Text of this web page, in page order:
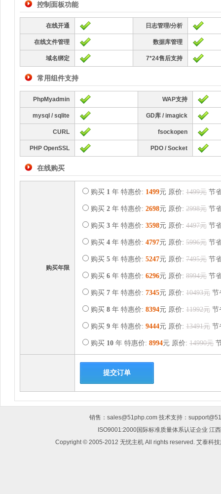
控制面板功能
在线开通 日志管理/分析
在线文件管理 数据库管理
域名绑定 7*24售后支持
常用组件支持
PhpMyadmin WAP支持
mysql / sqlite GD库 / imagick
CURL fsockopen
PHP OpenSSL PDO / Socket
在线购买
购买年限
购买 1 年 特惠价: 1499元 原价: 1499元 节
购买 2 年 特惠价: 2698元 原价: 2998元 节
购买 3 年 特惠价: 3598元 原价: 4497元 节
购买 4 年 特惠价: 4797元 原价: 5996元 节
购买 5 年 特惠价: 5247元 原价: 7495元 节
购买 6 年 特惠价: 6296元 原价: 8994元 节
购买 7 年 特惠价: 7345元 原价: 10493元
购买 8 年 特惠价: 8394元 原价: 11992元
购买 9 年 特惠价: 9444元 原价: 13491元
购买 10 年 特惠价: 8994元 原价: 14990元
销售：sales@51php.com 技术支持：
ISO9001:2000国际标准质量体系认证企业 江
Copyright © 2005-2012 无忧主机 All rights reserved. 艾泰科